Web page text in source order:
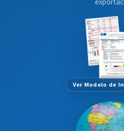
Ver Modelo de